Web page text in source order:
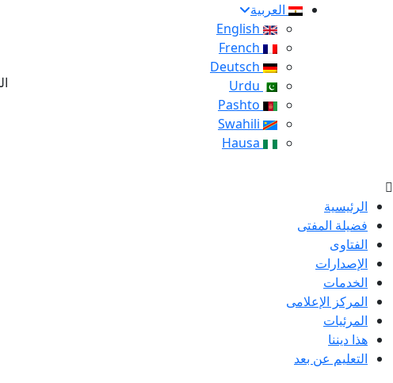
العربية
الرئيسية
فضيلة المفتى
الفتاوى
الإصدارات
الخدمات
المركز الإعلامى
المرئيات
هذا ديننا
التعليم عن بعد